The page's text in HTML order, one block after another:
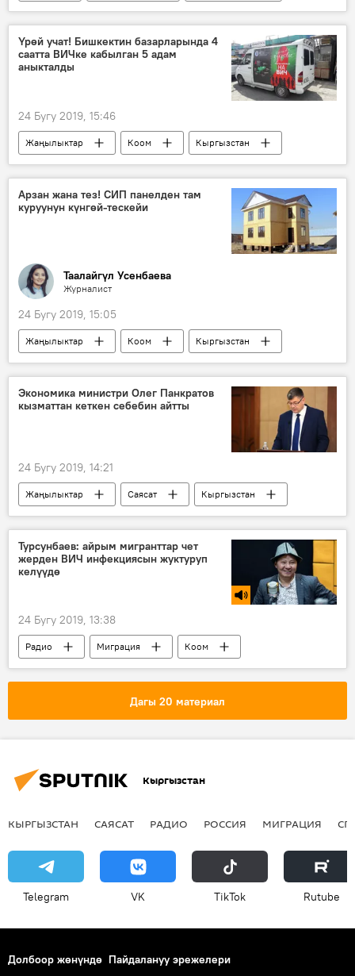
Бишкек мэриясы
таштандылар сакталган жай
Бишкек
Үрөй учат! Бишкектин базарларында 4
саатта ВИЧке кабылган 5 адам
аныкталды
24 Бугу 2019, 15:46
Жаңылыктар Коом
Кыргызстан
Бишкек
СПИД базар
Арзан жана тез! СИП панелден там
куруунун күнгөй-тескейи
Таалайгүл Усенбаева
Журналист
24 Бугу 2019, 15:05
Жаңылыктар Коом
Кыргызстан
курулуш
үй Экономика
Экономика министри Олег Панкратов
кызматтан кеткен себебин айтты
24 Бугу 2019, 14:21
Жаңылыктар Саясат
Кыргызстан
Олег Панкратов
отставка
Турсунбаев: айрым мигранттар чет
жерден ВИЧ инфекциясын жуктуруп
келүүдө
24 Бугу 2019, 13:38
Радио Миграция
Коом
Кыргызстан
ВИЧ
илдет
Дагы 20 материал
Кыргызстан
КЫРГЫЗСТАН САЯСАТ РАДИО РОССИЯ МИГРАЦИЯ
Telegram VK ТikТоk Rutube
Долбоор жөнүндө Пайдалануу эрежелери